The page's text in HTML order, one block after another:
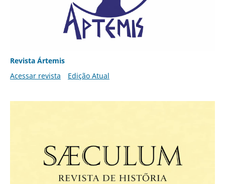
Revista Ártemis
Acessar revista
Edição Atual